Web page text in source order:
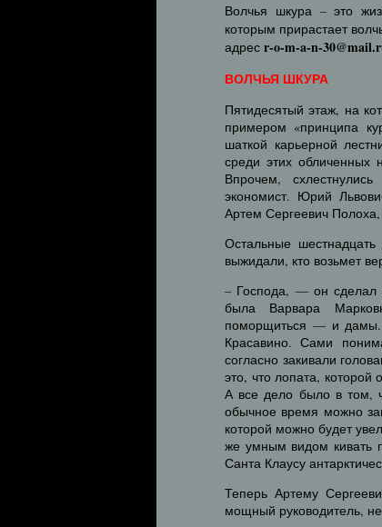
Волчья шкура – это
которым прирастает
адрес r-o-m-a-n-
ВОЛЧЬЯ ШКУРА
Пятидесятый этаж, на
примером «принципа
шаткой карьерной
среди этих обличенных
Впрочем,
экономист. Юрий
Артем Сергеевич
Остальные
выжидали, кто возьмет
– Господа, — он сделал
была Варвара
поморщиться — и дамы.
Красавино. Сами
согласно закивали
это, что лопата,
А все дело было в том,
обычное время можно
которой можно будет
же умным видом кивать
Санта Клаусу
Теперь Артему
мощный руководитель,